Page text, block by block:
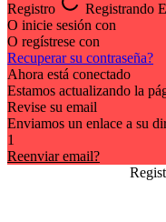
Registro
Registrando
O inicie sesión con
O regístrese con
Recuperar su contraseña?
Ahora está conectado
Estamos actualizando la
Revise su email
Enviamos un enlace a su
1
Reenviar email?